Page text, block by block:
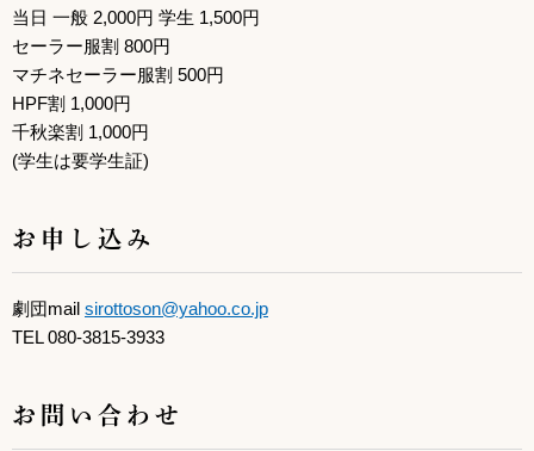
当日 一般 2,000円 学生 1,500円
セーラー服割 800円
マチネセーラー服割 500円
HPF割 1,000円
千秋楽割 1,000円
(学生は要学生証)
お申し込み
劇団mail sirottoson@yahoo.co.jp
TEL 080-3815-3933
お問い合わせ